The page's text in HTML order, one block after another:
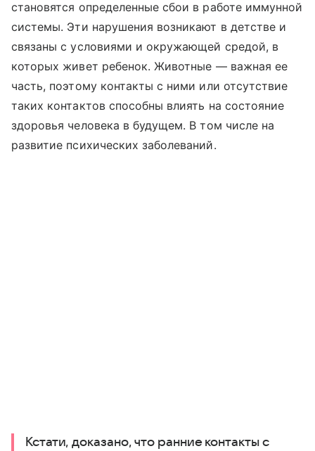
становятся определенные сбои в работе иммунной
системы. Эти нарушения возникают в детстве и
связаны с условиями и окружающей средой, в
которых живет ребенок. Животные — важная ее
часть, поэтому контакты с ними или отсутствие
таких контактов способны влиять на состояние
здоровья человека в будущем. В том числе на
развитие психических заболеваний.
Кстати, доказано, что ранние контакты с